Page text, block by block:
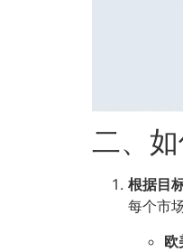
二、
根据目
每个市
欧